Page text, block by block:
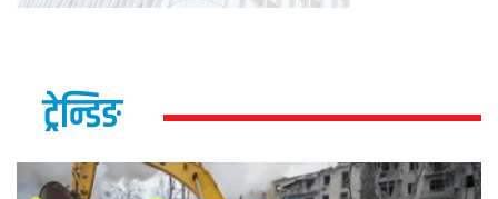
ट्रेन्डिङ